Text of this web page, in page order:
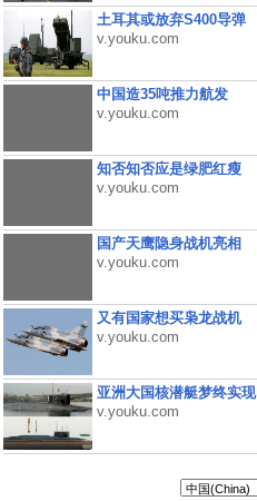
土耳其或放弃S400导弹
v.youku.com
中国造35吨推力航发
v.youku.com
知否知否应是绿肥红瘦
v.youku.com
国产天鹰隐身战机亮相
v.youku.com
又有国家想买枭龙战机
v.youku.com
亚洲大国核潜艇梦终实现
v.youku.com